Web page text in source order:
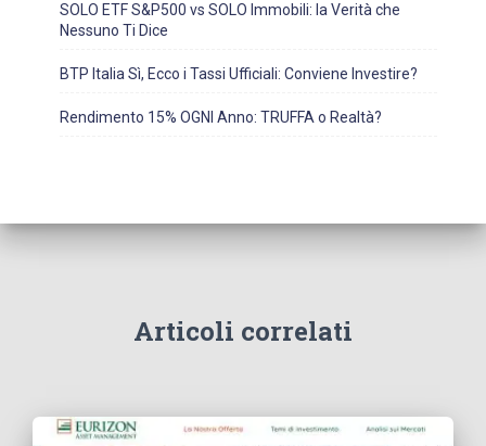
SOLO ETF S&P500 vs SOLO Immobili: la Verità che
Nessuno Ti Dice
BTP Italia Sì, Ecco i Tassi Ufficiali: Conviene Investire?
Rendimento 15% OGNI Anno: TRUFFA o Realtà?
Articoli correlati